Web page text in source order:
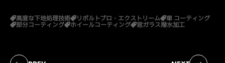
高度な下地処理技術 リボルトプロ・エクストリーム
車 コーティング
部分コーティング
ホイールコーティング 窓ガラス撥水加工